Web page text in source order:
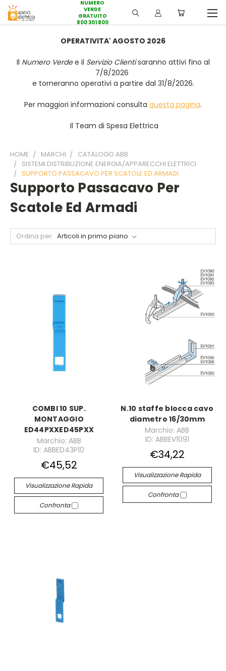
NUMERO
VERDE
GRATUITO
800 301 800
OPERATIVITA' AGOSTO 2026
Il Numero Verdee il Servizio Clientisaranno attivi fino al
7/8/2026
e torneranno operativi a partire dal 31/8/2026.
Per maggiori informazioni consulta questa pagina.
Il Team di Spesa Elettrica
HOME MARCHI
CATALOGO ABB
SISTEMI DISTRIBUZIONE ENERGIA/APPARECCHI ELETTRICI
SUPPORTO PASSACAVO PER SCATOLE ED ARMADI
Supporto Passacavo Per
Scatole Ed Armadi
Ordina per:
COMBI 10 SUP.
MONTAGGIO
ED44PXXED45PXX
Marchio: ABB
ID: ABBED43P10
€45,52
Visualizzazione Rapida
Confronta
N.10 staffe blocca cavo
diametro 16/30mm
Marchio: ABB
ID: ABBEV1091
€34,22
Visualizzazione Rapida
Confronta